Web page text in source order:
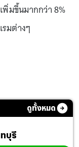
มขึ้นมากกว่า 8%
มต่างๆ
ดูทั้งหมด
บุรี